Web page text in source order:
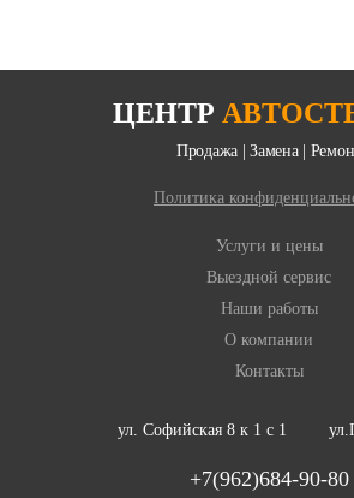
ЦЕНТР
Продажа | Замена |
Политика
Услуги и цены
Выездной сервис
Наши работы
О компании
Контакты
ул. Софийская 8 к 1 с 1
+7(962)684-90-80